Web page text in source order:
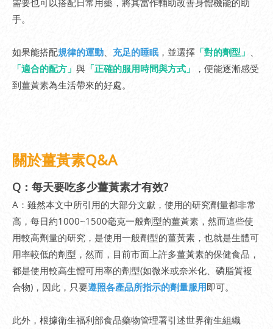
手。
如果能搭配規律的運動 充足的睡眠，並選擇 「對的劑型」
「適合的配方」 與 「正確的服用時間與方式」
，便能逐漸感受
到薑黃素為生活帶來的好處。
關於薑黃素Q&A
Q：每天要吃多少薑黃素才有效?
A：雖然本文中所引用的大部分文獻，使用的研究劑量都非常
高，每日約1000~1500毫克一般劑型的薑黃素，然而這些使
用較高劑量的研究，是使用一般劑型的薑黃素，也就是生體可
用率較低的劑型，然而，目前市面上許多薑黃素的保健食品，
都是使用較高生體可用率的劑型(如微米或奈米化、磷脂質複
合物)，因此，只要遵照各產品所指示的劑量服用即可。
此外，根據衛生福利部食品藥物管理署引述世界衛生組織